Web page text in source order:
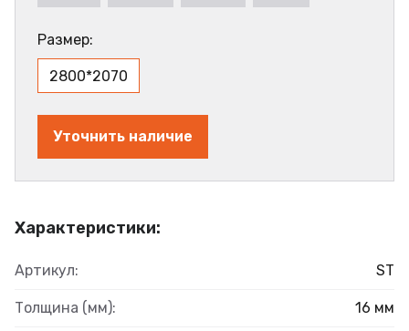
Характеристики:
Артикул: ST
Толщина (мм): 16 мм
Размер:
2800*2070
Уточнить наличие